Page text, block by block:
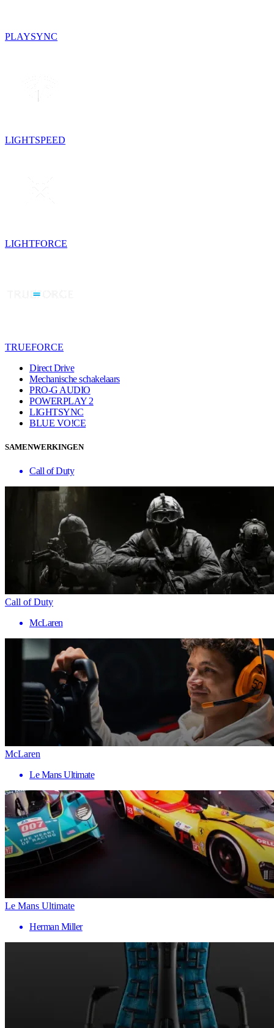
PLAYSYNC
LIGHTSPEED
LIGHTFORCE
TRUEFORCE
Direct Drive
Mechanische schakelaars
PRO-G AUDIO
POWERPLAY 2
LIGHTSYNC
BLUE VO!CE
SAMENWERKINGEN
Call of Duty
Call of Duty
McLaren
McLaren
Le Mans Ultimate
Le Mans Ultimate
Herman Miller